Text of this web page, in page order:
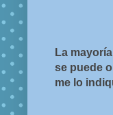
La
se puede
me lo